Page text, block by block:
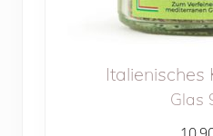
Italienisches
Glas